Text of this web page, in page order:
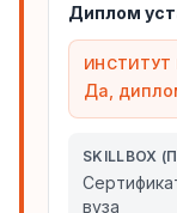
Диплом
ИНСТИТУТ
Да,
SKILLBOX
вуза